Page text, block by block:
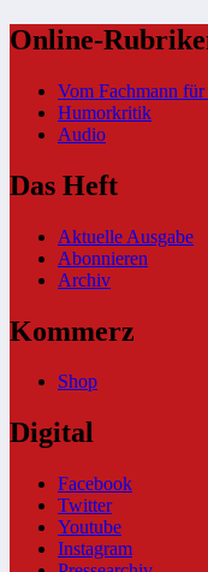
Online-
Vom Fachmann
Humorkritik
Audio
Das Heft
Aktuelle Ausgabe
Abonnieren
Archiv
Kommerz
Shop
Digital
Facebook
Twitter
Youtube
Instagram